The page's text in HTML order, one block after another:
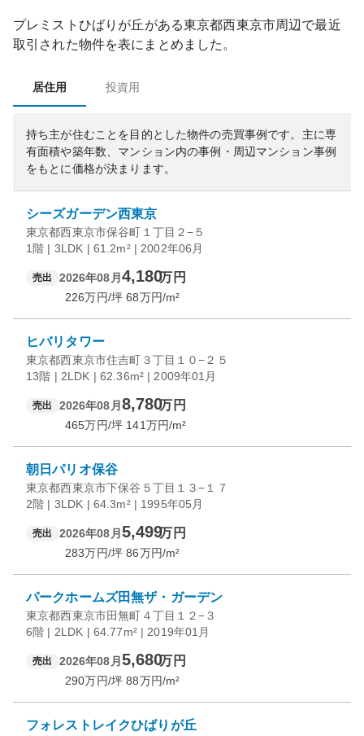
プレミストひばりが丘 がある東京都西東京市周辺で最近
取引された物件を表にまとめました。
居住用 投資用
持ち主が住むことを目的とした物件の売買事例です。 主に専
有面積や築年数、マンション内の事例・周辺マンション事例
をもとに価格が決まります。
シーズガーデン西東京
東京都西東京市保谷町１丁目２−５
1階 | 3LDK | 61.2m² | 2002年06月
売出 2026年08月 4,180万円
226万円/坪 68万円/m²
ヒバリタワー
東京都西東京市住吉町３丁目１０−２５
13階 | 2LDK | 62.36m² | 2009年01月
売出 2026年08月 8,780万円
465万円/坪 141万円/m²
朝日パリオ保谷
東京都西東京市下保谷５丁目１３−１７
2階 | 3LDK | 64.3m² | 1995年05月
売出 2026年08月 5,499万円
283万円/坪 86万円/m²
パークホームズ田無ザ・ガーデン
東京都西東京市田無町４丁目１２−３
6階 | 2LDK | 64.77m² | 2019年01月
売出 2026年08月 5,680万円
290万円/坪 88万円/m²
フォレストレイクひばりが丘